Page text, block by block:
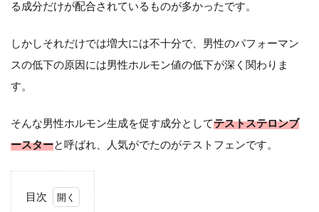
る成分だけが配合されているものが多かったです。
しかしそれだけでは増大には不十分で、男性のパフォーマン
スの低下の原因には男性ホルモン値の低下が深く関わりま
す。
そんな男性ホルモン生成を促す成分としてテストステロンブ
ースターと呼ばれ、人気がでたのがテストフェンです。
目次